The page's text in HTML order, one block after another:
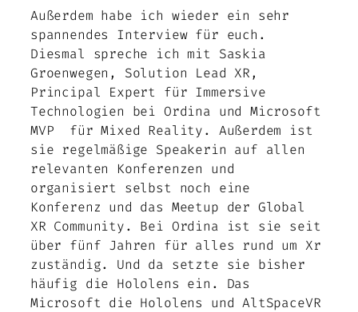
Außerdem habe ich wieder ein sehr
spannendes Interview für euch.
Diesmal spreche ich mit Saskia
Groenwegen, Solution Lead XR,
Principal Expert für Immersive
Technologien bei Ordina und Microsoft
MVP für Mixed Reality. Außerdem ist
sie regelmäßige Speakerin auf allen
relevanten Konferenzen und
organisiert selbst noch eine
Konferenz und das Meetup der Global
XR Community. Bei Ordina ist sie seit
über fünf Jahren für alles rund um Xr
zuständig. Und da setzte sie bisher
häufig die Hololens ein. Das
Microsoft die Hololens und AltSpaceVR